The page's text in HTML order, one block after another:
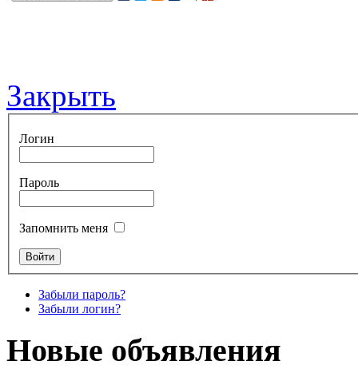
Закрыть
Логин
Пароль
Запомнить меня
Забыли пароль?
Забыли логин?
Новые объявления